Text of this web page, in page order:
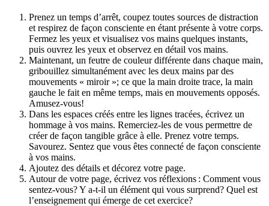
Prenez un temps d’arrêt, coupez toutes sources de distraction
et respirez de façon consciente en étant présente à votre corps.
Fermez les yeux et visualisez vos mains quelques instants,
puis ouvrez les yeux et observez en détail vos mains.
Maintenant, un feutre de couleur différente dans chaque main,
gribouillez simultanément avec les deux mains par des
mouvements « miroir »; ce que la main droite trace, la main
gauche le fait en même temps, mais en mouvements opposés.
Amusez-vous!
Dans les espaces créés entre les lignes tracées, écrivez un
hommage à vos mains. Remerciez-les de vous permettre de
créer de façon tangible grâce à elle. Prenez votre temps.
Savourez. Sentez que vous êtes connecté de façon consciente
à vos mains.
Ajoutez des détails et décorez votre page.
Autour de votre page, écrivez vos réflexions : Comment vous
sentez-vous? Y a-t-il un élément qui vous surprend? Quel est
l’enseignement qui émerge de cet exercice?